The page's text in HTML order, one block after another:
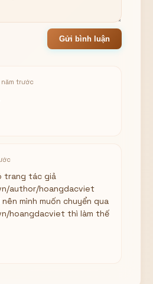
Gửi bình luận
năm trước
trang tác giả
author/hoangdacviet
mình muốn chuyển qua
hoangdacviet thì làm thế